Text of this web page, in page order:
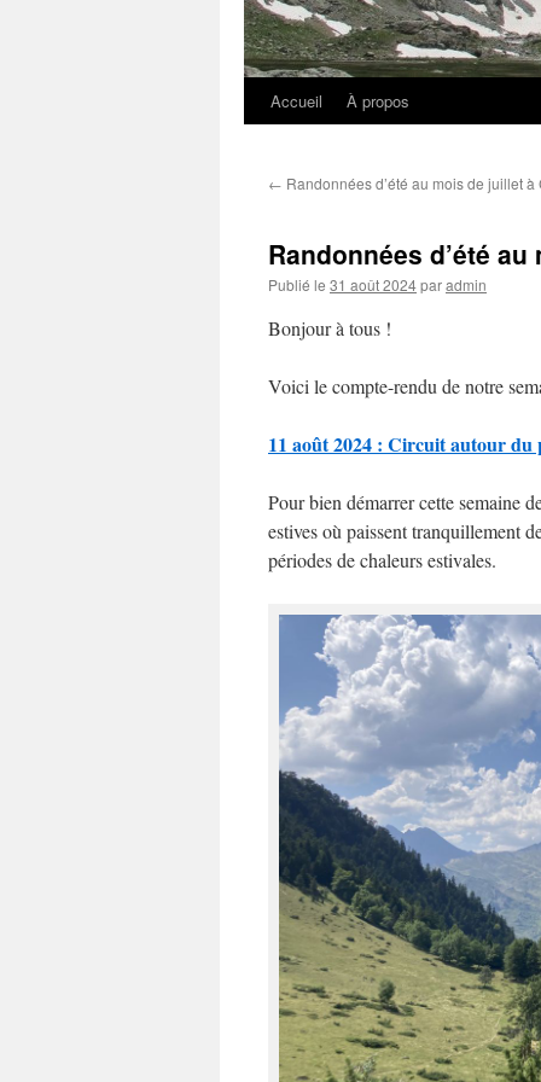
Accueil À propos
← Randonnées d’été au mois de juillet à
Randonnées d’été
Publié le 31 août 2024paradmin
Bonjour à tous !
Voici le compte-rendu de notre
11 août 2024 : Circuit autour du
Pour bien démarrer cette semaine
estives où paissent tranquillement
périodes de chaleurs estivales.